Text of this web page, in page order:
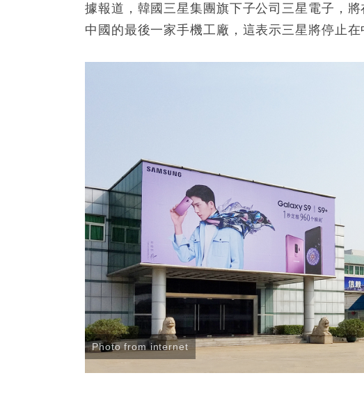
據報道，韓國三星集團旗下子公司三星電子，
中國的最後一家手機工廠，這表示三星將停止在
Photo from internet